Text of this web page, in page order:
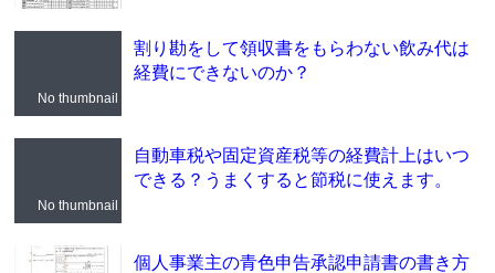
No thumbnail
割り勘をして領収書をもらわない飲み代は
経費にできないのか？
No thumbnail
自動車税や固定資産税等の経費計上はいつ
できる？うまくすると節税に使えます。
個人事業主の青色申告承認申請書の書き方